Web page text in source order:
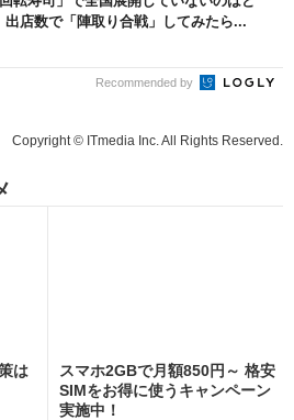
店数で「陣取り合戦」してみたら...
Recommended by
Copyright © ITmedia Inc. All Rights Reserved.
は
スマホ2GBで月額850円～ 格安
SIMをお得に使うキャンペーン
実施中！